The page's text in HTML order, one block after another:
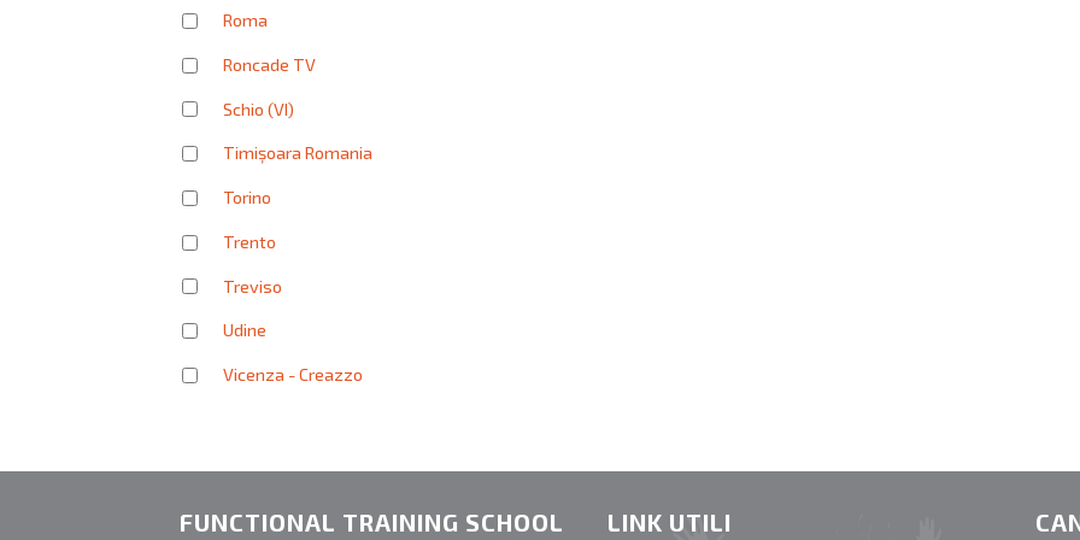
Roma
Roncade TV
Schio (VI)
Timișoara Romania
Torino
Trento
Treviso
Udine
Vicenza - Creazzo
FUNCTIONAL TRAINING SCHOOL LINK UTILI